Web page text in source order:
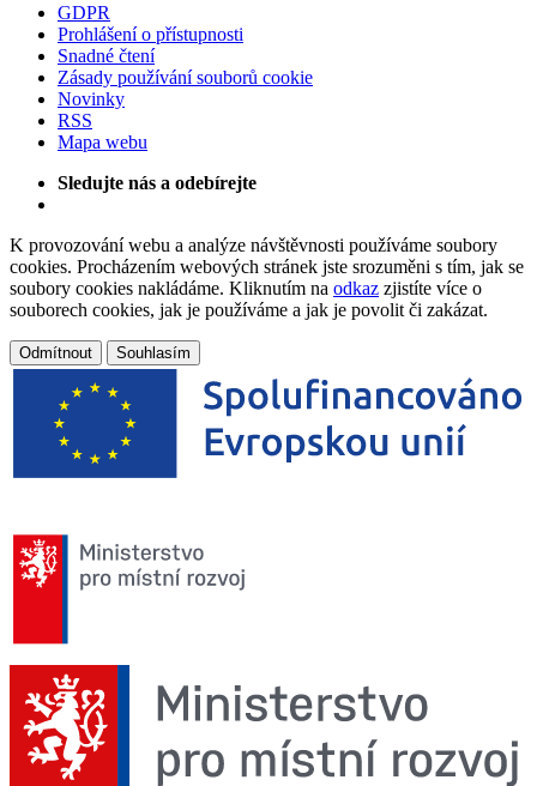
GDPR
Prohlášení o přístupnosti
Snadné čtení
Zásady používání souborů cookie
Novinky
RSS
Mapa webu
Sledujte nás a odebírejte
K provozování webu a analýze návštěvnosti používáme soubory
cookies. Procházením webových stránek jste srozuměni s tím, jak se
soubory cookies nakládáme. Kliknutím na odkaz zjistíte více o
souborech cookies, jak je používáme a jak je povolit či zakázat.
Odmítnout Souhlasím